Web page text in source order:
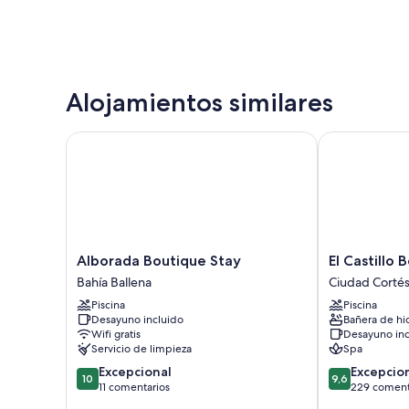
Alojamientos similares
Alborada
Boutique
Stay
Bahía
Ballena
Alborada Boutique Stay
Bahía Ballena
Piscina
Desayuno incluido
Wifi gratis
Servicio de limpieza
10.0
sobre
10 Excepcional
11 comentarios
Alborada Boutique Stay
El
Castillo
Boutique
Luxury
Hotel
Ciudad
Cortés
El Castillo
Ciudad Cortés
Piscina
Bañera de
Desayuno
Spa
9.6
sobre
9,6
229
El Castillo